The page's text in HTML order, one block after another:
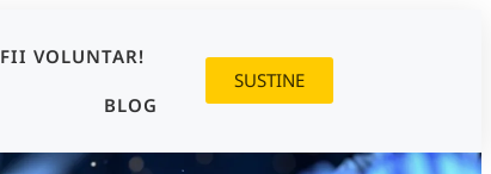
FII VOLUNTAR!
BLOG
SUSTINE